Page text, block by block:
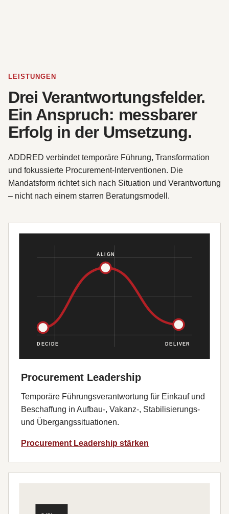
LEISTUNGEN
Drei Verantwortungsfelder.
Ein Anspruch: messbarer
Erfolg in der Umsetzung.
ADDRED verbindet temporäre Führung, Transformation
und fokussierte Procurement-Interventionen. Die
Mandatsform richtet sich nach Situation und Verantwortung
– nicht nach einem starren Beratungsmodell.
Procurement Leadership
Temporäre Führungsverantwortung für Einkauf und
Beschaffung in Aufbau-, Vakanz-, Stabilisierungs-
und Übergangssituationen.
Procurement Leadership stärken